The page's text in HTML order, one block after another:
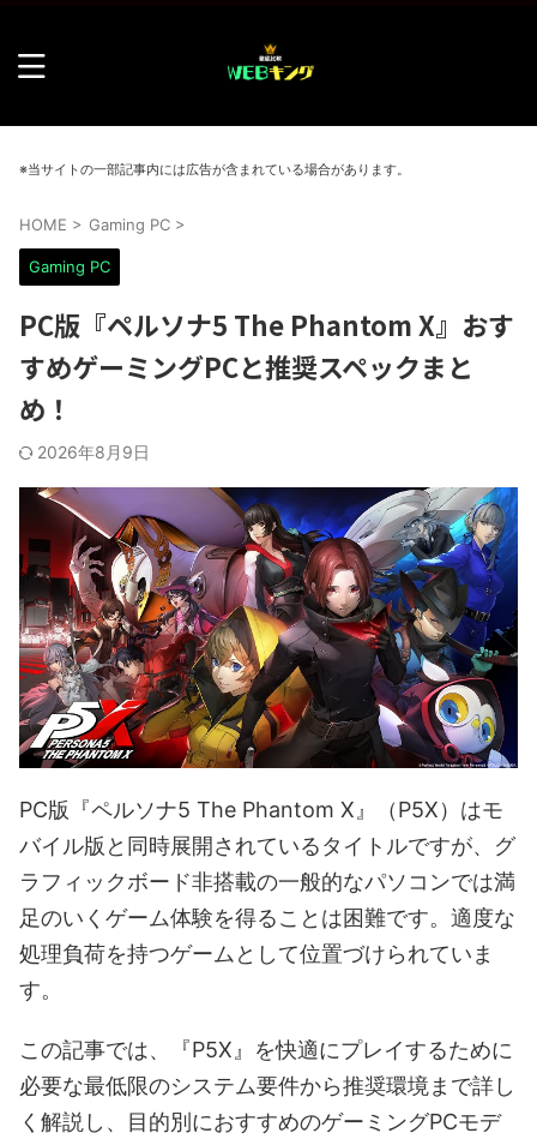
※当サイトの一部記事内には広告が含まれている場合があります。
HOME > Gaming PC >
Gaming PC
PC版『ペルソナ5 The Phantom X』おす
すめゲーミングPCと推奨スペックまと
め！
2026年8月9日
PC版『ペルソナ5 The Phantom X』（P5X）はモ
バイル版と同時展開されているタイトルですが、グ
ラフィックボード非搭載の一般的なパソコンでは満
足のいくゲーム体験を得ることは困難です。適度な
処理負荷を持つゲームとして位置づけられていま
す。
この記事では、『P5X』を快適にプレイするために
必要な最低限のシステム要件から推奨環境まで詳し
く解説し、目的別におすすめのゲーミングPCモデ